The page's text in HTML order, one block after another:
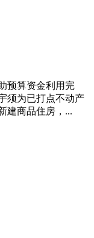
预算资金利用完
须为已打点不动产
建商品住房，...